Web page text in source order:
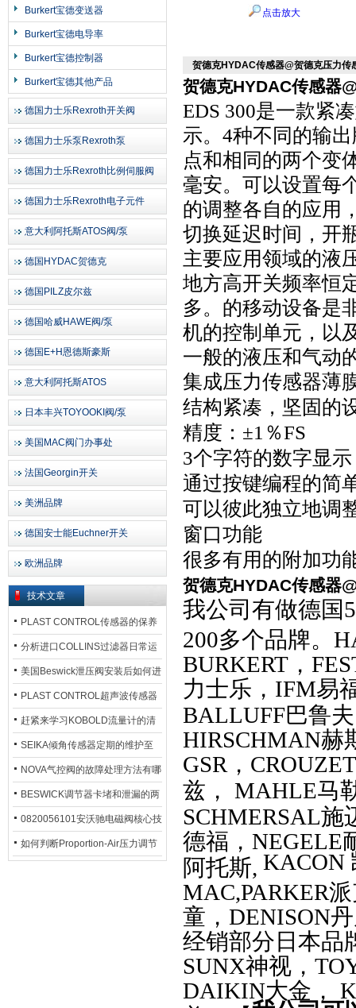
Burkert宝德变送器
Burkert宝德电导率
Burkert宝德控制器
Burkert宝德其他产品
德国力士乐Rexroth开关阀
德国力士乐泵Rexroth泵
德国力士乐Rexroth比例伺服阀
德国力士乐Rexroth电子元件
意大利阿托斯ATOS阀/泵
德国HYDAC贺德克
德国PILZ皮尔兹
德国哈威HAWE阀/泵
德国E+H恩德斯豪斯
意大利阿托斯ATOS
日本丰兴TOYOOKI阀/泵
美国MAC阀门办事处
法国Georgin开关
美洲品牌
德国安士能Euchner开关
欧洲品牌
技术文章
PLAST CONTROL传感器的保养
方法
分析进口COLLINS过滤器日常运
行排污步骤
美国Beswick泄压阀安装后如何进
行调试?
PLAST CONTROL超声波传感器
工作原理了解吗？
赶紧来学习KOBOLD流量计的清
洗流程吧
SEIKA倾角传感器定期的维护至
关重要
NOVA气控阀的故障处理方法有哪
些？
BESWICK调节器卡堵和泄漏的两
大问题解决措施
0820056101安沃驰电磁阀核心技
术参数
如何判断Proportion-Air压力调节
点击放大
贺德克HYDAC传感器@贺德克压力传
贺德克HYDAC传感器
EDS 300是一款紧
示。4种不同的输
点和相同的两个变
毫安。 可以设置每
的调整各自的应用
切换延迟时间，开
主要应用领域的液
地方高开关频率恒
多。的移动设备是
机的控制单元，以
一般的液压和气动
集成压力传感器薄
结构紧凑，坚固的
精度：±1％FS
3个字符的数字显示
通过按键编程的简
可以彼此独立地调
窗口功能
很多有用的附加功
贺德克HYDAC传感器
我公司有做德国
200多个品牌。
BURKERT，
力士乐，IFM易
BALLUFF巴鲁
HIRSCHMAN赫
GSR，
兹， MAHLE马
SCHMERSAL施
德福，NEGELE
阿托斯,
KACON
MAC,PARKER
童，DENISON
经销部分日本品
SUNX神视，
DAIKIN大金，